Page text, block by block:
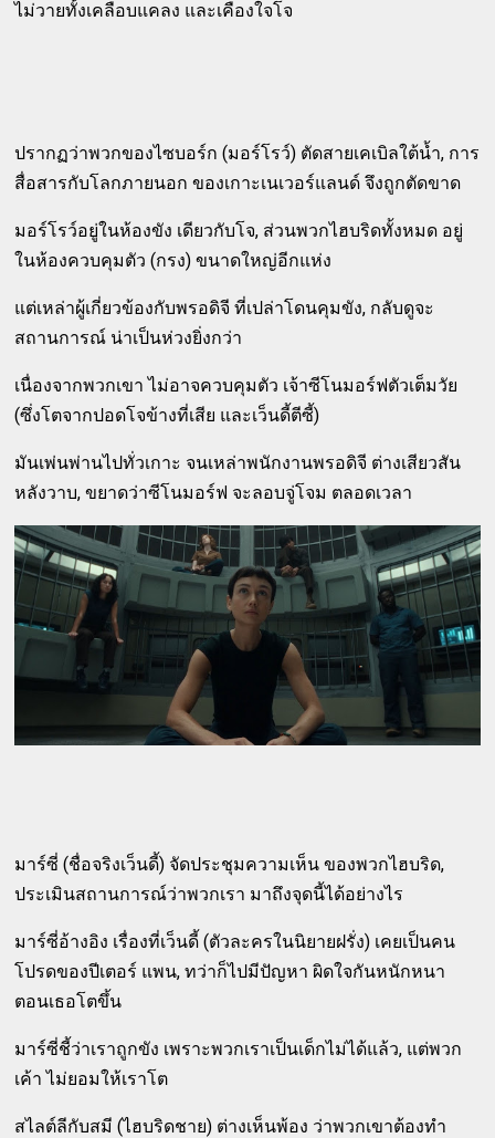
ไม่วายทั้งเคลือบแคลง และเคืองใจโจ
ปรากฏว่าพวกของไซบอร์ก (มอร์โรว์) ตัดสายเคเบิลใต้น้ำ, การ
สื่อสารกับโลกภายนอก ของเกาะเนเวอร์แลนด์ จึงถูกตัดขาด
มอร์โรว์อยู่ในห้องขัง เดียวกับโจ, ส่วนพวกไฮบริดทั้งหมด อยู่
ในห้องควบคุมตัว (กรง) ขนาดใหญ่อีกแห่ง
แต่เหล่าผู้เกี่ยวข้องกับพรอดิจี ที่เปล่าโดนคุมขัง, กลับดูจะ
สถานการณ์ น่าเป็นห่วงยิ่งกว่า
เนื่องจากพวกเขา ไม่อาจควบคุมตัว เจ้าซีโนมอร์ฟตัวเต็มวัย
(ซึ่งโตจากปอดโจข้างที่เสีย และเว็นดี้ตีซี้)
มันเพ่นพ่านไปทั่วเกาะ จนเหล่าพนักงานพรอดิจี ต่างเสียวสัน
หลังวาบ, ขยาดว่าซีโนมอร์ฟ จะลอบจู่โจม ตลอดเวลา
มาร์ซี่ (ชื่อจริงเว็นดี้) จัดประชุมความเห็น ของพวกไฮบริด,
ประเมินสถานการณ์ว่าพวกเรา มาถึงจุดนี้ได้อย่างไร
มาร์ซี่อ้างอิง เรื่องที่เว็นดี้ (ตัวละครในนิยายฝรั่ง) เคยเป็นคน
โปรดของปีเตอร์ แพน, ทว่าก็ไปมีปัญหา ผิดใจกันหนักหนา
ตอนเธอโตขึ้น
มาร์ซี่ชี้ว่าเราถูกขัง เพราะพวกเราเป็นเด็กไม่ได้แล้ว, แต่พวก
เค้า ไม่ยอมให้เราโต
สไลต์ลีกับสมี (ไฮบริดชาย) ต่างเห็นพ้อง ว่าพวกเขาต้องทำ